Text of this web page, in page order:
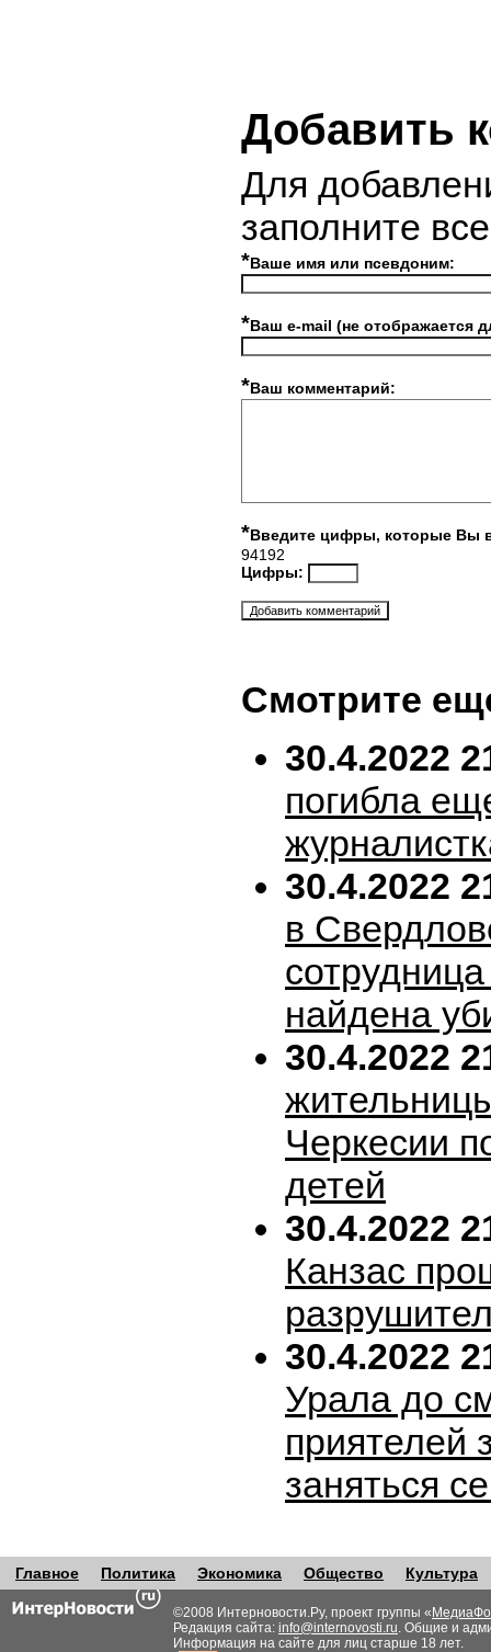
Добавить
Для
заполните
*Ваше имя или псевдоним:
*Ваш e-mail (не отображается
*Ваш комментарий:
*Введите цифры, которые Вы
94192
Цифры:
Смотрите
30.4.2022
погибла
30.4.2022
в
найдена
30.4.2022
Черкесии
детей
30.4.2022
Канзас
30.4.2022
Урала до
приятелей
заняться
Главное Политика Экономика Общество Культура
©2008 Интерновости.Ру, проект группы «
Редакция сайта: info@internovosti.ru. Общие и
Информация на сайте для лиц старше 18 лет.